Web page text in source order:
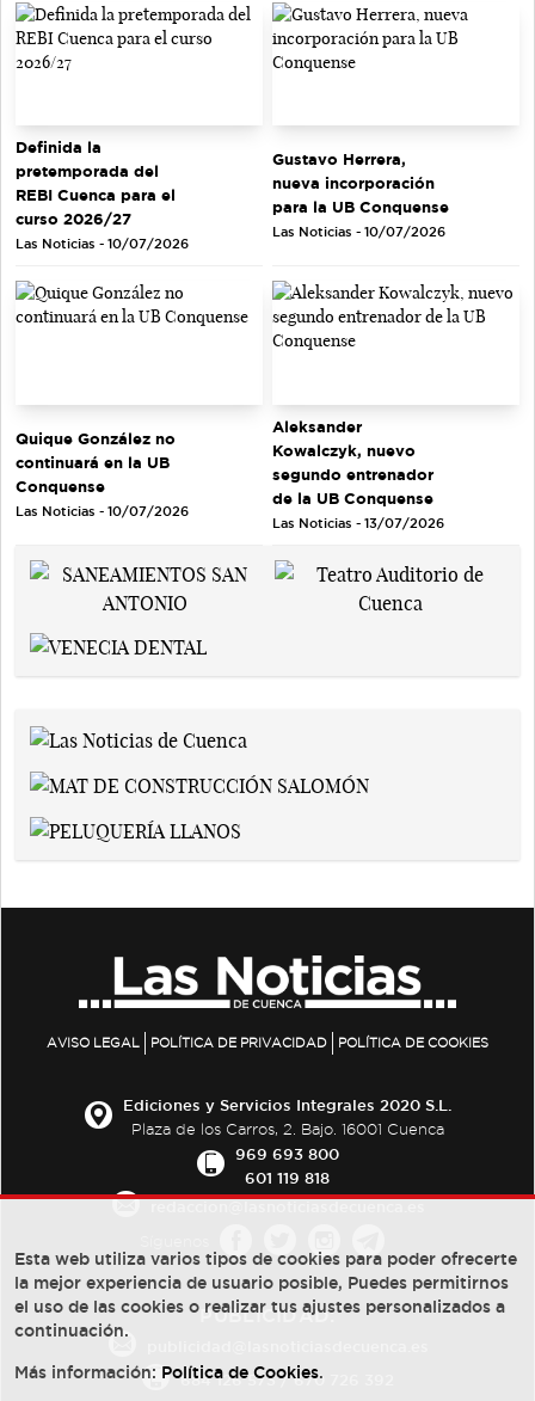
Definida la
pretemporada del
REBI Cuenca para el
curso 2026/27
Las Noticias - 10/07/2026
Gustavo Herrera,
nueva incorporación
para la UB Conquense
Las Noticias - 10/07/2026
Quique González no
continuará en la UB
Conquense
Las Noticias - 10/07/2026
Aleksander
Kowalczyk, nuevo
segundo entrenador
de la UB Conquense
Las Noticias - 13/07/2026
AVISO LEGAL POLÍTICA DE PRIVACIDAD POLÍTICA DE COOKIES
Ediciones y Servicios Integrales 2020 S.L.
Plaza de los Carros, 2. Bajo. 16001 Cuenca
969 693 800
601 119 818
PUBLICIDAD:
684 126 573/670 726 392
Esta web utiliza varios tipos de cookies para poder ofrecerte
la mejor experiencia de usuario posible, Puedes permitirnos
el uso de las cookies o realizar tus ajustes personalizados a
continuación.
Más información: Política de Cookies.